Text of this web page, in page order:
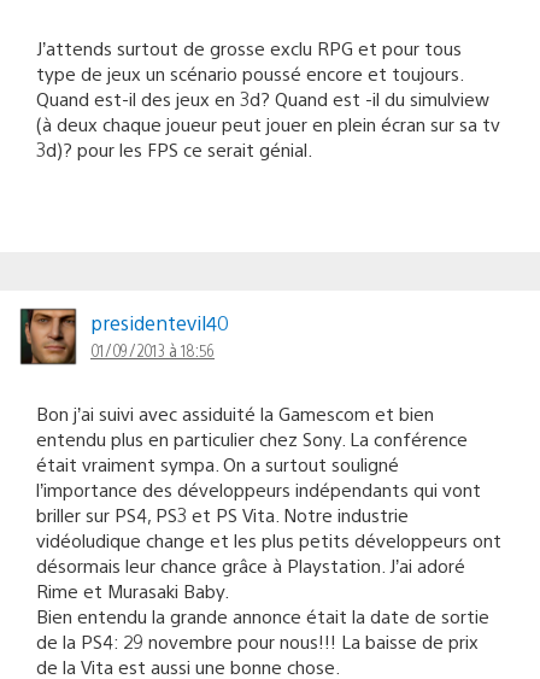
J’attends surtout de grosse exclu RPG et pour tous
type de jeux un scénario poussé encore et toujours.
Quand est-il des jeux en 3d? Quand est -il du simulview
(à deux chaque joueur peut jouer en plein écran sur sa tv
3d)? pour les FPS ce serait génial.
presidentevil40
01/09/2013 à 18:56
Bon j’ai suivi avec assiduité la Gamescom et bien
entendu plus en particulier chez Sony. La conférence
était vraiment sympa. On a surtout souligné
l’importance des développeurs indépendants qui vont
briller sur PS4, PS3 et PS Vita. Notre industrie
vidéoludique change et les plus petits développeurs ont
désormais leur chance grâce à Playstation. J’ai adoré
Rime et Murasaki Baby.
Bien entendu la grande annonce était la date de sortie
de la PS4: 29 novembre pour nous!!! La baisse de prix
de la Vita est aussi une bonne chose.